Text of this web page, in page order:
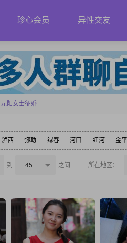
珍心会员 异性交友
元阳女士征婚
泸西 弥勒 绿春 河口 红河 金平
到 45 之间 所在地区：